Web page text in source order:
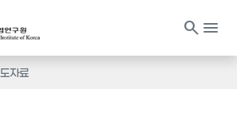
search menu
자료